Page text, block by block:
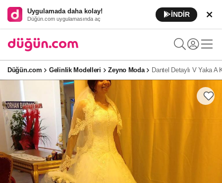
Uygulamada daha kolay!
Düğün.com uygulamasında aç
İNDİR
Düğün.com Gelinlik Modelleri Zeyno Moda Dantel Detaylı V Yaka A